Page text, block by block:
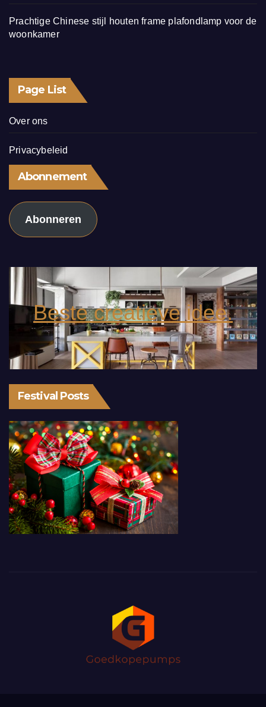
Prachtige Chinese stijl houten frame plafondlamp voor de
woonkamer
Page List
Over ons
Privacybeleid
Abonnement
Abonneren
Beste creatieve idee.
Festival Posts